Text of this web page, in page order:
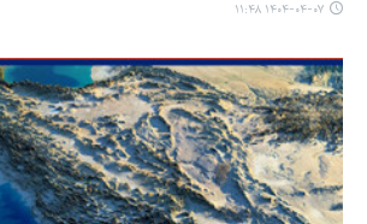
۱۴۰۴-۰۴-۰۷ ۱۱:۴۸